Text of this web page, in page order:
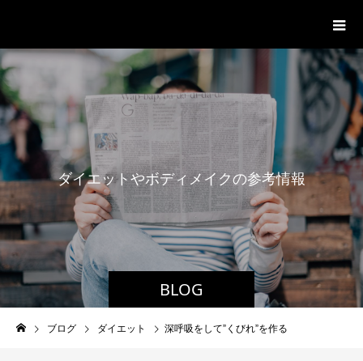
BLOG
ダイエットやボディメイクの参考情報
ブログ ダイエット 深呼吸をして”くびれ”を作る